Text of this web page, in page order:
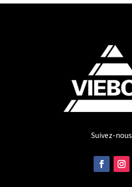
Suivez-nous